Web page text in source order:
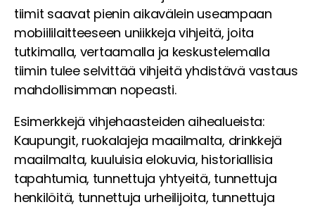
tiimit saavat pienin aikavälein useampaan
mobiililaitteeseen uniikkeja vihjeitä, joita
tutkimalla, vertaamalla ja keskustelemalla
tiimin tulee selvittää vihjeitä yhdistävä vastaus
mahdollisimman nopeasti.
Esimerkkejä vihjehaasteiden aihealueista:
Kaupungit, ruokalajeja maailmalta, drinkkejä
maailmalta, kuuluisia elokuvia, historiallisia
tapahtumia, tunnettuja yhtyeitä, tunnettuja
henkilöitä, tunnettuja urheilijoita, tunnettuja